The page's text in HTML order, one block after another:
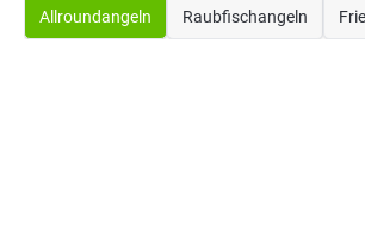
Allroundangeln Raubfischangeln